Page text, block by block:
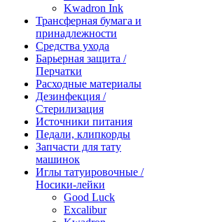
Kwadron Ink
Трансферная бумага и
принадлежности
Средства ухода
Барьерная защита /
Перчатки
Расходные материалы
Дезинфекция /
Стерилизация
Источники питания
Педали, клипкорды
Запчасти для тату
машинок
Иглы татуировочные /
Носики-лейки
Good Luck
Excalibur